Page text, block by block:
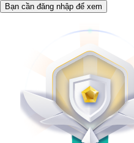
Bạn cần đăng nhập để xem